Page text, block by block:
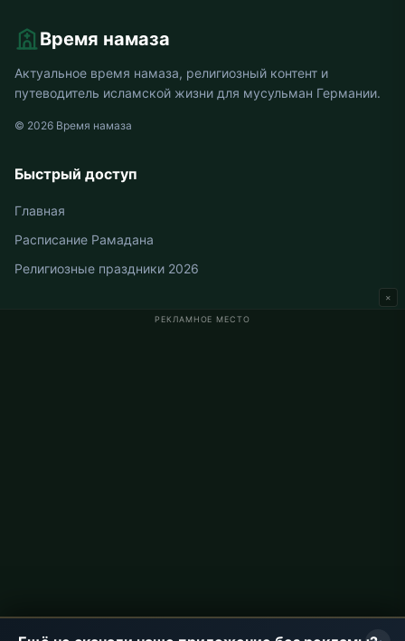
РЕКЛАМНОЕ МЕСТО
×
Время намаза
Актуальное время намаза, религиозный контент и
путеводитель исламской жизни для мусульман Германии.
© 2026 Время намаза
Быстрый доступ
Главная
Расписание Рамадана
Религиозные праздники 2026
Время намаза в Германии